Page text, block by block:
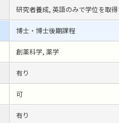
研究者養成, 英語のみで学位を取
博士・博士後期課程
創薬科学, 薬学
有り
可
有り